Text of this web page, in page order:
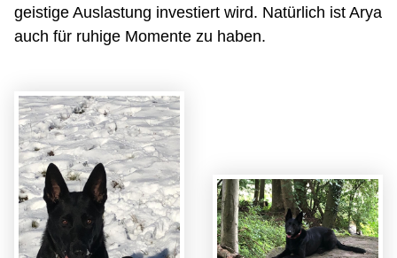
geistige Auslastung investiert wird. Natürlich ist Arya
auch für ruhige Momente zu haben.